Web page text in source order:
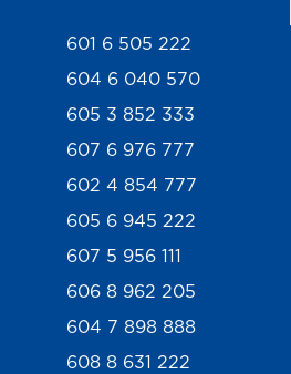
601 6 505 222
604 6 040 570
605 3 852 333
607 6 976 777
602 4 854 777
605 6 945 222
607 5 956 111
606 8 962 205
604 7 898 888
608 8 631 222